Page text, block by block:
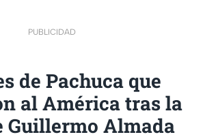
PUBLICIDAD
de Pachuca que
al América tras la
Guillermo Almada